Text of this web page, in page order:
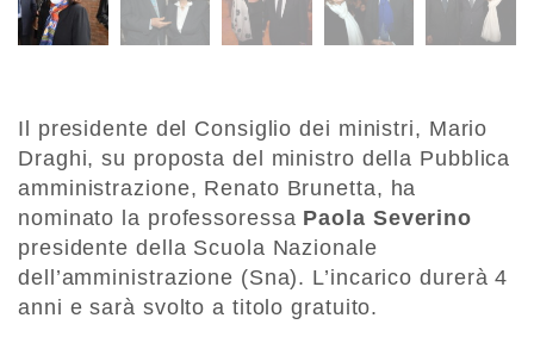
Il presidente del Consiglio dei ministri, Mario
Draghi, su proposta del ministro della Pubblica
amministrazione, Renato Brunetta, ha
nominato la professoressa Paola Severino
presidente della Scuola Nazionale
dell’amministrazione (Sna). L’incarico durerà 4
anni e sarà svolto a titolo gratuito.